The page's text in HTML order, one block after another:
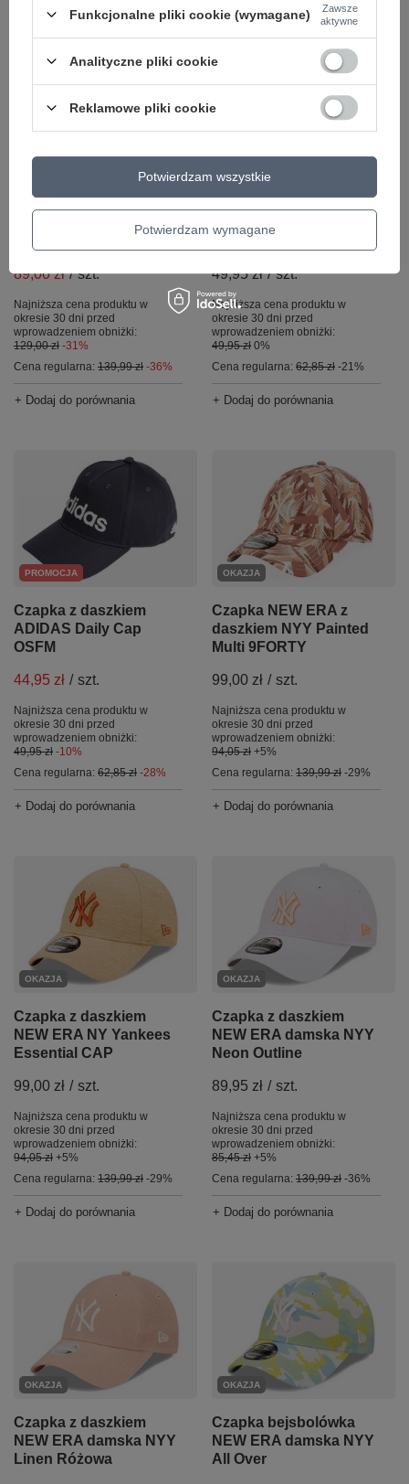
NIKE Dri-FIT Club
89,00 zł / szt.
Najniższa cena produktu w
okresie 30 dni przed
wprowadzeniem obniżki:
129,00 zł -31%
Cena regularna: 139,99 zł -36%
+ Dodaj do porównania
OSFY Youth
49,95 zł / szt.
Najniższa cena produktu w
okresie 30 dni przed
wprowadzeniem obniżki:
49,95 zł 0%
Cena regularna: 62,85 zł -21%
+ Dodaj do porównania
PROMOCJA
Czapka z daszkiem
ADIDAS Daily Cap
OSFM
44,95 zł / szt.
Najniższa cena produktu w
okresie 30 dni przed
wprowadzeniem obniżki:
49,95 zł -10%
Cena regularna: 62,85 zł -28%
+ Dodaj do porównania
OKAZJA
Czapka NEW ERA z
daszkiem NYY Painted
Multi 9FORTY
99,00 zł / szt.
Najniższa cena produktu w
okresie 30 dni przed
wprowadzeniem obniżki:
94,05 zł +5%
Cena regularna: 139,99 zł -29%
+ Dodaj do porównania
OKAZJA
Czapka z daszkiem
NEW ERA NY Yankees
Essential CAP
99,00 zł / szt.
Najniższa cena produktu w
okresie 30 dni przed
wprowadzeniem obniżki:
94,05 zł +5%
Cena regularna: 139,99 zł -29%
+ Dodaj do porównania
OKAZJA
Czapka z daszkiem
NEW ERA damska NYY
Neon Outline
89,95 zł / szt.
Najniższa cena produktu w
okresie 30 dni przed
wprowadzeniem obniżki:
85,45 zł +5%
Cena regularna: 139,99 zł -36%
+ Dodaj do porównania
OKAZJA
Czapka z daszkiem
NEW ERA damska NYY
Linen Różowa
OKAZJA
Czapka bejsbolówka
NEW ERA damska NYY
All Over
Funkcjonalne pliki cookie (wymagane)
Zawsze
aktywne
Analityczne pliki cookie
Reklamowe pliki cookie
Potwierdzam wymagane
Potwierdzam wszystkie